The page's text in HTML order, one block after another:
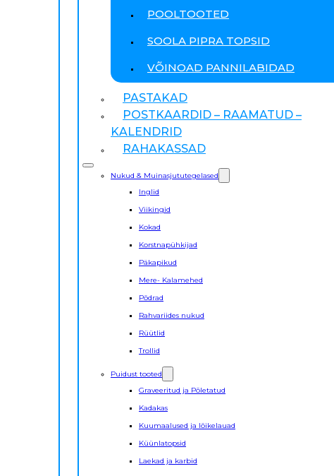
POOLTOOTED
SOOLA PIPRA TOPSID
VÕINOAD PANNILABIDAD
PASTAKAD
POSTKAARDID – RAAMATUD –
KALENDRID
RAHAKASSAD
Nukud & Muinasjututegelased
Inglid
Viikingid
Kokad
Korstnapühkijad
Päkapikud
Mere- Kalamehed
Põdrad
Rahvariides nukud
Rüütlid
Trollid
Puidust tooted
Graveeritud ja Põletatud
Kadakas
Kuumaalused ja lõikelauad
Küünlatopsid
Laekad ja karbid